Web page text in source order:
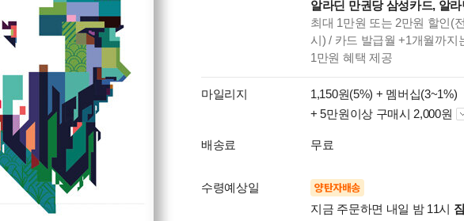
알라딘 만권당 삼성카드, 알
최대 1만원 또는 2만원 할인(
시) / 카드 발급월 +1개월까지
1만원 혜택 제공
마일리지 1,150원(5%) + 멤버십(3~1%)
+ 5만원이상 구매시 2,000원
배송료 무료
수령예상일 양탄자배송
지금 주문하면 내일 밤 11시